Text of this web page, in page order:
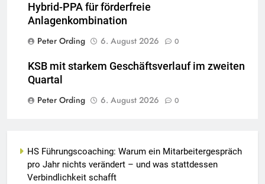
Hybrid-PPA für förderfreie
Anlagenkombination
Peter Ording
6. August 2026 0
KSB mit starkem Geschäftsverlauf im zweiten
Quartal
Peter Ording
6. August 2026 0
HS Führungscoaching: Warum ein Mitarbeitergespräch
pro Jahr nichts verändert – und was stattdessen
Verbindlichkeit schafft